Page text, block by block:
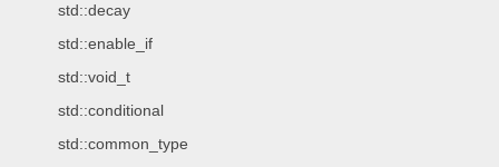
std::decay
std::enable_if
std::void_t
std::conditional
std::common_type